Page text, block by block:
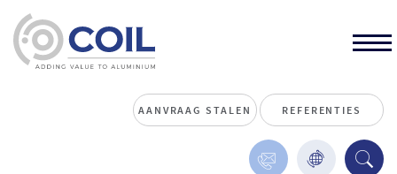
AANVRAAG STALEN REFERENTIES